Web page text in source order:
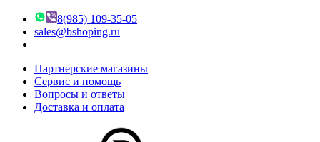
8(985) 109-35-05
sales@bshoping.ru
Партнерские магазины
Сервис и помощь
Вопросы и ответы
Доставка и оплата